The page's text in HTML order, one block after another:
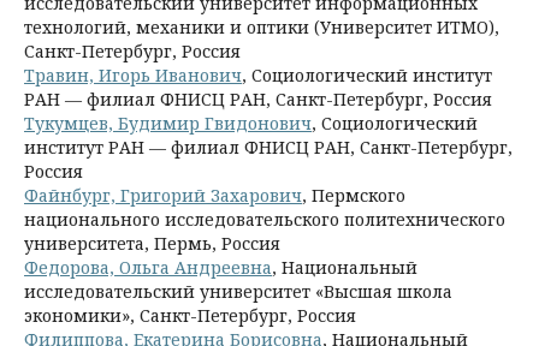
технологий, механики и оптики (Университет ИТМО),
Санкт-Петербург, Россия
Травин, Игорь Иванович, Социологический институт
РАН — филиал ФНИСЦ РАН, Санкт-Петербург, Россия
Тукумцев, Будимир Гвидонович, Социологический
институт РАН — филиал ФНИСЦ РАН, Санкт-Петербург,
Россия
Файнбург, Григорий Захарович, Пермского
национального исследовательского политехнического
университета, Пермь, Россия
Федорова, Ольга Андреевна, Национальный
исследовательский университет «Высшая школа
экономики», Санкт-Петербург, Россия
Филиппова, Екатерина Борисовна, Национальный